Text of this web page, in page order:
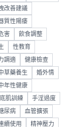
改善建議
質性陽痿
害 飲食調整
性教育
調適 健康檢查
草藥養生 婚外情
年性健康
肌訓練 手淫過度
尿病 血管擴張
續使用 精神壓力